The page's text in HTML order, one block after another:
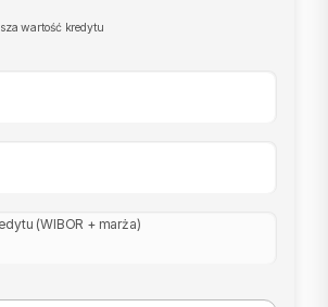
wartość kredytu
(WIBOR + marża)